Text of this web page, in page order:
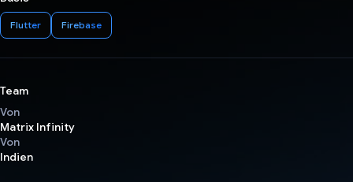
Flutter Firebase
Team
Von
Matrix Infinity
Von
Indien